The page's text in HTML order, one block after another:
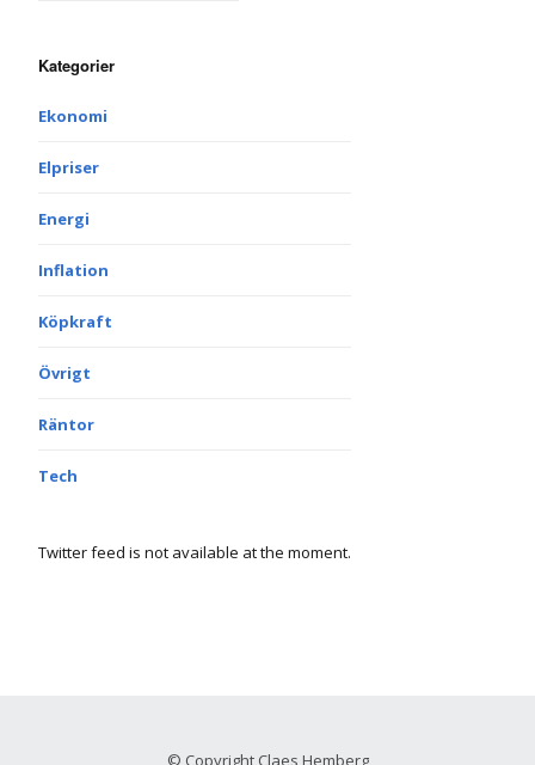
Kategorier
Ekonomi
Elpriser
Energi
Inflation
Köpkraft
Övrigt
Räntor
Tech
Twitter feed is not available at the moment.
© Copyright Claes Hemberg